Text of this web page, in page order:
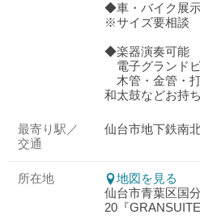
◆車・バイク展
※サイズ要相談
◆楽器演奏可能
電子グランド
木管・金管・
和太鼓などお持
最寄り駅／
交通
仙台市地下鉄南
所在地
地図を見る
仙台市青葉区国
20『